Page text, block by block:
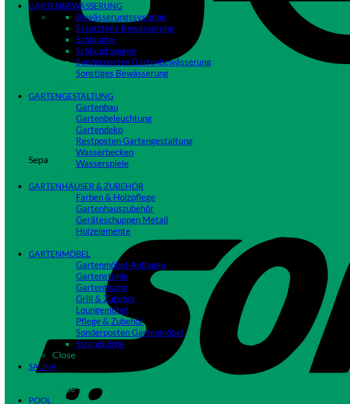
Sepa
GARTENBEWÄSSERUNG
Bewässerungssysteme
Ersatzteile Bewässerung
Schläuche
Schlauchwagen
Sonderposten Gartenbewässerung
Sonstiges Bewässerung
GARTENGESTALTUNG
Gartenbau
Gartenbeleuchtung
Gartendeko
Restposten Gartengestaltung
Wasserbecken
Wasserspiele
GARTENHÄUSER & ZUBEHÖR
Farben & Holzpflege
Gartenhauszubehör
Geräteschuppen Metall
Holzelemente
GARTENMÖBEL
Gartenmöbel-Auflagen
Gartenstühle
Gartentische
Grill & Zubehör
Loungemöbel
Pflege & Zubehör
Sonderposten Gartenmöbel
Strandkörbe
Close
SAUNA
Close
POOL